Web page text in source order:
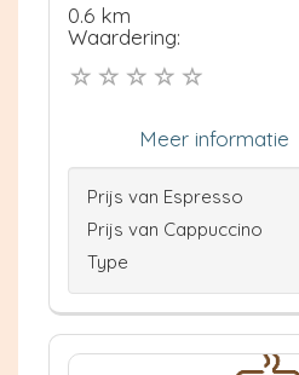
0.6 km
Waardering:
Meer informatie
Prijs van Espresso
Prijs van Cappuccino
Type